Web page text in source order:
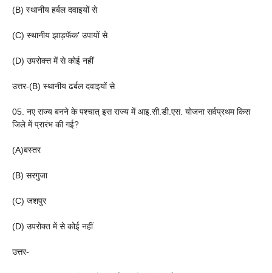
(B) स्थानीय हर्बल दवाइयों से
(C) स्थानीय झाड़फॅक’ उपायों से
(D) उपरोक्त्त में से कोई नहीं
उत्तर-(B) स्थानीय ढर्बल दवाइयों से
05. नए राज्य बनने के पश्चात् इस राज्य में आइ.सी.डी.एस. योजना सर्वप्रथम किस
जिले में प्रारंभ की गई?
(A)बस्तर
(B) सरगुजा
(C) जशपुर
(D) उपरोक्त में से कोई नहीं
उत्तर-